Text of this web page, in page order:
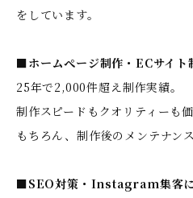
をしています。
■ホームぺージ制作・ECサイト
25年で2,000件超え制作実績。
制作スピードもクオリティーも
もちろん、制作後のメンテナン
■SEO対策・Instagram集客